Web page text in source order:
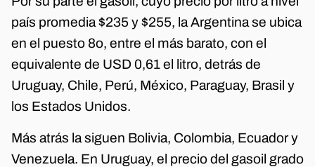
país promedia $235 y $255, la Argentina se ubica
en el puesto 8o, entre el más barato, con el
equivalente de USD 0,61 el litro, detrás de
Uruguay, Chile, Perú, México, Paraguay, Brasil y
los Estados Unidos.
Más atrás la siguen Bolivia, Colombia, Ecuador y
Venezuela. En Uruguay, el precio del gasoil grado